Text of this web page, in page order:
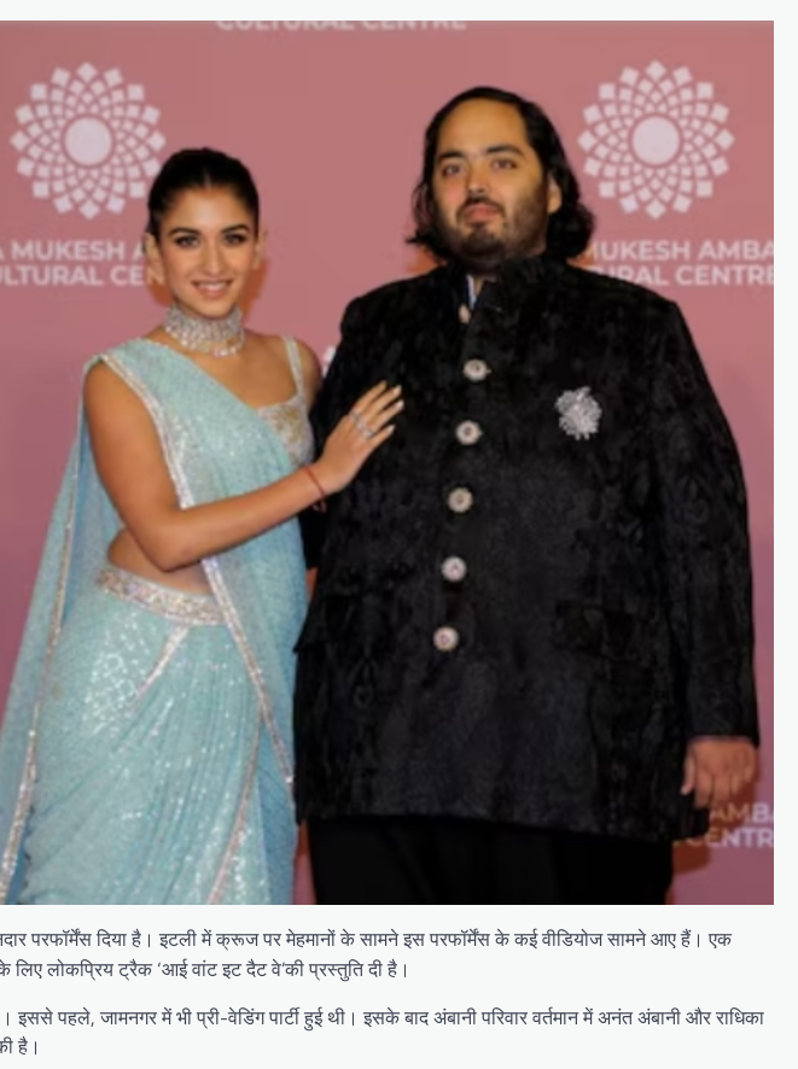
परफॉर्मेंस दिया है। इटली में क्रूज पर मेहमानों के सामने इस परफॉर्मेंस के कई वीडियोज सामने आए हैं। एक
लोकप्रिय ट्रैक ‘आई वांट इट दैट वे’की प्रस्तुति दी है।
पहले, जामनगर में भी प्री-वेडिंग पार्टी हुई थी। इसके बाद अंबानी परिवार वर्तमान में अनंत अंबानी और राधिका
है।